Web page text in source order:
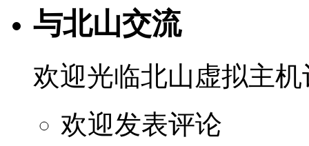
与北山交流
欢迎光临北山虚拟主机
欢迎发表评论